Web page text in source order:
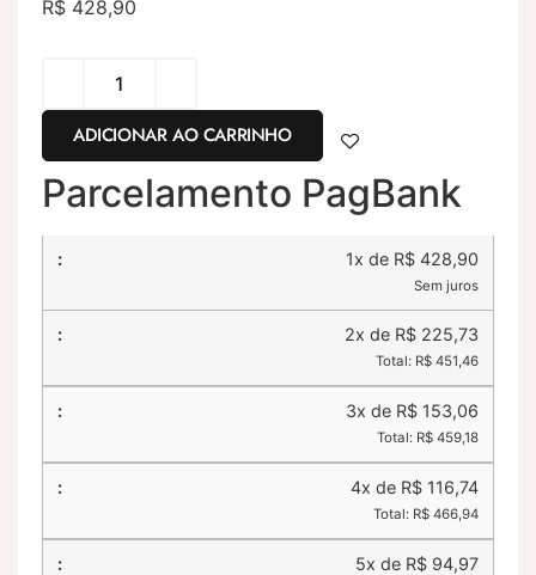
R$ 428,90
ADICIONAR AO CARRINHO
Parcelamento PagBank
1x de R$ 428,90
Sem juros
2x de R$ 225,73
Total: R$ 451,46
3x de R$ 153,06
Total: R$ 459,18
4x de R$ 116,74
Total: R$ 466,94
5x de R$ 94,97